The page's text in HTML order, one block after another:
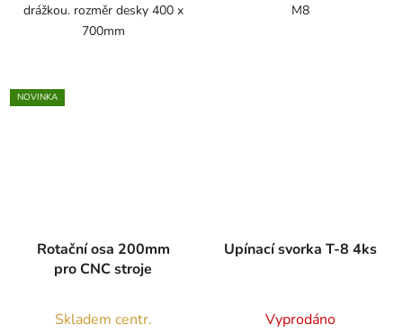
drážkou. rozměr desky 400 x
700mm
M8
NOVINKA
Rotační osa 200mm
pro CNC stroje
Skladem centr.
Upínací svorka T-8 4ks
Vyprodáno